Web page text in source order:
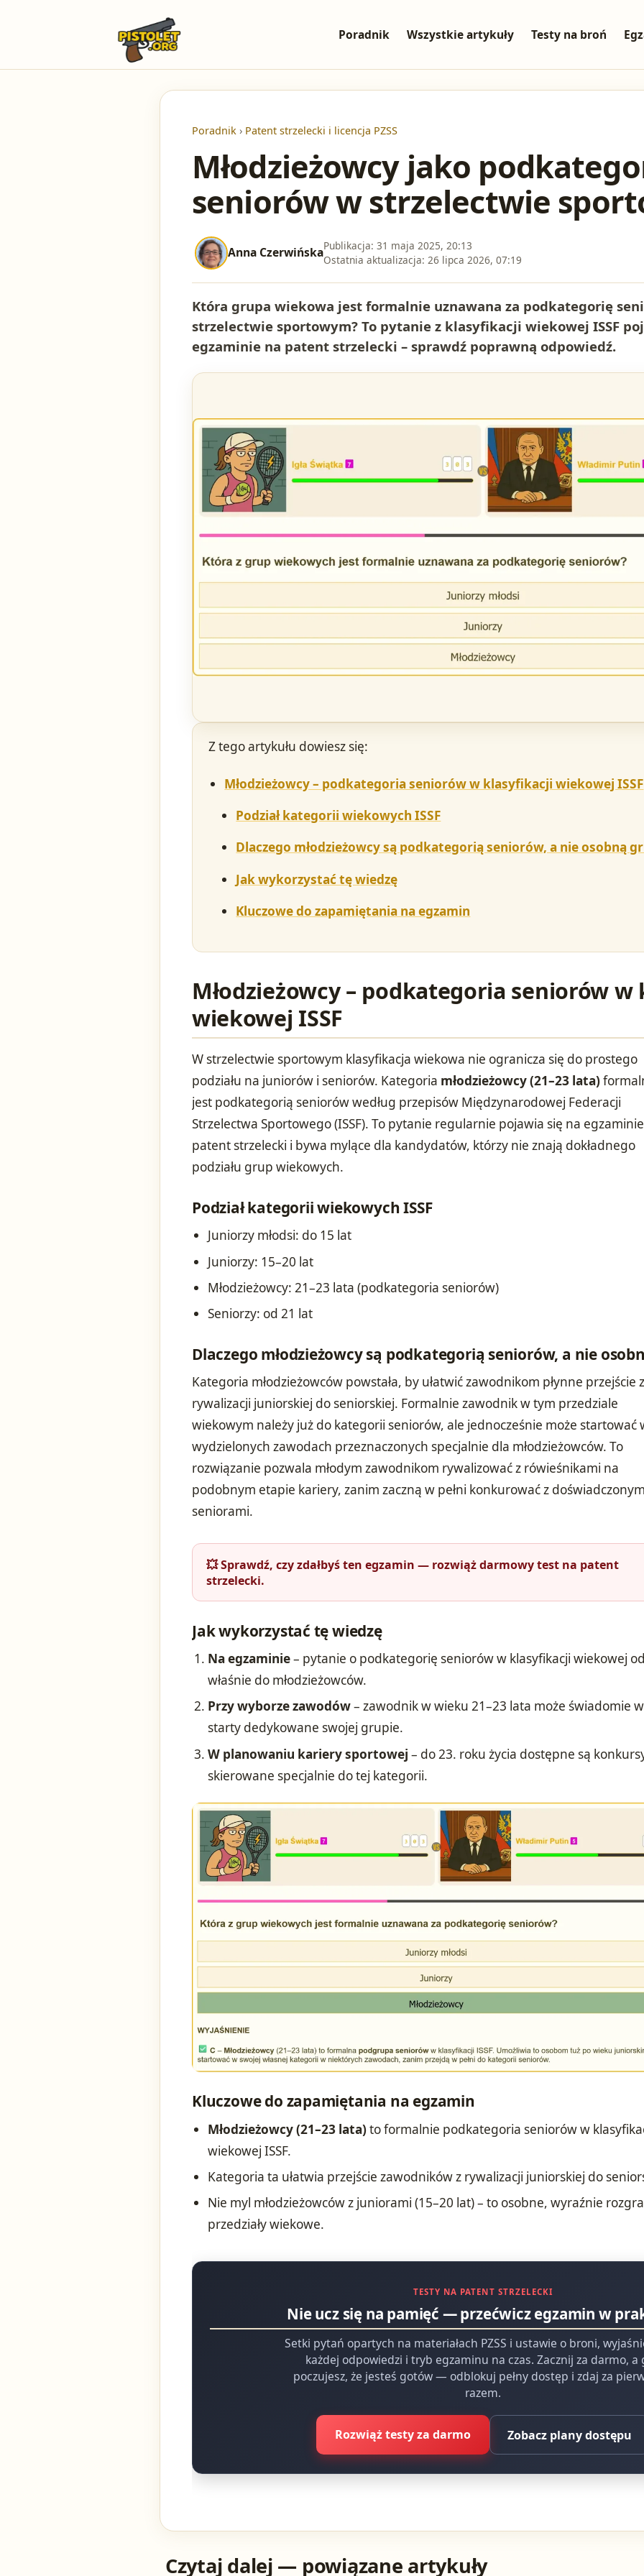
Poradnik Wszystkie artykuły Testy na broń
Poradnik › Patent strzelecki i licencja PZSS
Młodzieżowcy jako
seniorów w strzelectwie
Anna CzerwińskaPublikacja: 31 maja 2025, 20:13
Ostatnia aktualizacja: 26 lipca 2026, 07:19
Która grupa wiekowa jest formalnie uznawana za podkategorię
strzelectwie sportowym? To pytanie z klasyfikacji wiekowej ISSF
egzaminie na patent strzelecki – sprawdź poprawną odpowiedź.
Z tego artykułu dowiesz się:
Młodzieżowcy – podkategoria seniorów w klasyfikacji wiekowej ISSF
Podział kategorii wiekowych ISSF
Dlaczego młodzieżowcy są podkategorią seniorów, a nie osobną
Jak wykorzystać tę wiedzę
Kluczowe do zapamiętania na egzamin
Młodzieżowcy – podkategoria seniorów
wiekowej ISSF
W strzelectwie sportowym klasyfikacja wiekowa nie ogranicza się do prostego
podziału na juniorów i seniorów. Kategoria młodzieżowcy (21–23 lata)
jest podkategorią seniorów według przepisów Międzynarodowej Federacji
Strzelectwa Sportowego (ISSF). To pytanie regularnie pojawia się na
patent strzelecki i bywa mylące dla kandydatów, którzy nie znają dokładnego
podziału grup wiekowych.
Podział kategorii wiekowych ISSF
Juniorzy młodsi: do 15 lat
Juniorzy: 15–20 lat
Młodzieżowcy: 21–23 lata (podkategoria seniorów)
Seniorzy: od 21 lat
Dlaczego młodzieżowcy są podkategorią seniorów, a nie
Kategoria młodzieżowców powstała, by ułatwić zawodnikom płynne przejście z
rywalizacji juniorskiej do seniorskiej. Formalnie zawodnik w tym przedziale
wiekowym należy już do kategorii seniorów, ale jednocześnie może startować
wydzielonych zawodach przeznaczonych specjalnie dla młodzieżowców. To
rozwiązanie pozwala młodym zawodnikom rywalizować z rówieśnikami na
podobnym etapie kariery, zanim zaczną w pełni konkurować z
seniorami.
💥 Sprawdź, czy zdałbyś ten egzamin — rozwiąż darmowy test na patent
strzelecki.
Jak wykorzystać tę wiedzę
Na egzaminie– pytanie o podkategorię seniorów w klasyfikacji wiekowej
właśnie do młodzieżowców.
Przy wyborze zawodów– zawodnik w wieku 21–23 lata może świadomie
starty dedykowane swojej grupie.
W planowaniu kariery sportowej – do 23. roku życia dostępne są
skierowane specjalnie do tej kategorii.
Kluczowe do zapamiętania na egzamin
Młodzieżowcy (21–23 lata)to formalnie podkategoria seniorów w
wiekowej ISSF.
Kategoria ta ułatwia przejście zawodników z rywalizacji juniorskiej do
Nie myl młodzieżowców z juniorami (15–20 lat) – to osobne, wyraźnie
przedziały wiekowe.
TESTY NA PATENT STRZELECKI
Nie ucz się na pamięć — przećwicz egzamin w
Setki pytań opartych na materiałach PZSS i ustawie o broni,
każdej odpowiedzi i tryb egzaminu na czas. Zacznij za darmo, a
poczujesz, że jesteś gotów — odblokuj pełny dostęp i zdaj za
razem.
Rozwiąż testy za darmo Zobacz plany dostępu
Czytaj dalej — powiązane artykuły